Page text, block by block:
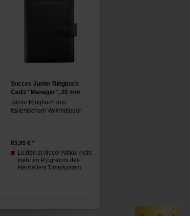
Succes Junior Ringbuch
Cadiz "Manager", 20 mm
Junior Ringbuch aus
italienischem Vollrindleder
83,95 € *
Leider ist dieser Artikel nicht
mehr im Programm des
Herstellers Time/system.